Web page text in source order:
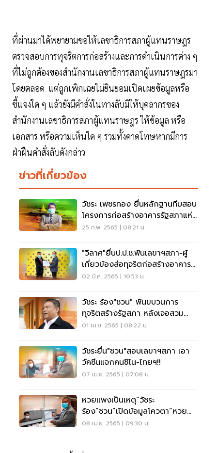
ที่ผ่านมาได้พยายามขอให้เลขาธิการสภาผู้แทนราษฎร
ตรวจสอบการทุจริตการก่อสร้างและการดำเนินการต่าง ๆ
ที่ไม่ถูกต้องของสำนักงานเลขาธิการสภาผู้แทนราษฎรมา
โดยตลอด แต่ถูกเพิกเฉยไม่ยินยอมเปิดเผยข้อมูลหรือ
ชี้แจงใด ๆ แล้วยังมีคำสั่งในทางลับมิให้บุคลากรของ
สำนักงานเลขาธิการสภาผู้แทนราษฎร ให้ข้อมูล หรือ
เอกสาร หรือความเห็นใด ๆ รวมทั้งคาดโทษหากมีการ
ฝ่าฝืนคำสั่งลับดังกล่าว
ข่าวที่เกี่ยวข้อง
วัชระ เพชรทอง ยื่นหลักฐานทีมสอบ
โครงการก่อสร้างอาคารรัฐสภาแห่ง
ใหม่
25 ก.พ. 2565 | 08:21 น.
"วิลาศ"ยื่นป.ป.ช.ฟันเลขาฯสภา-ผู้
เกี่ยวข้องส่อทุจริตก่อสร้างอาคาร
รัฐสภา
02 มี.ค. 2565 | 10:53 น.
วัชระ ร้อง"ชวน" ฟันขบวนการ
ทุจริตสร้างรัฐสภา หลังเจอสวม
ตอ"ไม้ตะเคียนทอง"
01 เม.ย. 2565 | 08:22 น.
วัชระยื่น"ชวน"สอบเลขาฯสภา เอา
วัคซีนแจกคนซิโน-ไทยฯ!!
07 เม.ย. 2565 | 07:08 น.
หวยแพงเป็นเหตุ“วัชระ
ร้อง“ชวน”เปิดข้อมูลโควตา“หวย
สโมสรรัฐสภา”
08 เม.ย. 2565 | 09:30 น.